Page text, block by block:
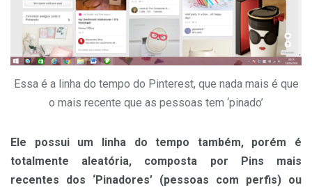
Essa é a linha do tempo do Pinterest, que nada mais é que
o mais recente que as pessoas tem ‘pinado’
Ele possui um linha do tempo também, porém é
totalmente aleatória, composta por Pins mais
recentes dos ‘Pinadores’ (pessoas com perfis) ou